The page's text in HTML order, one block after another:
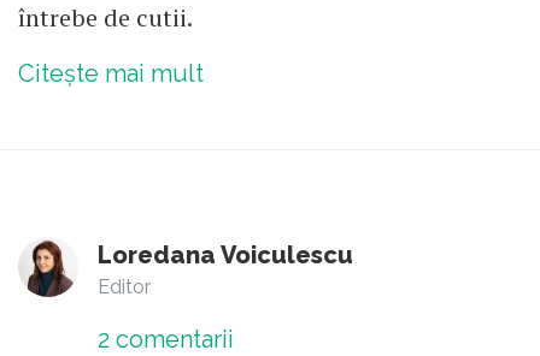
întrebe de cutii.
Citește mai mult
Loredana Voiculescu
Editor
2 comentarii